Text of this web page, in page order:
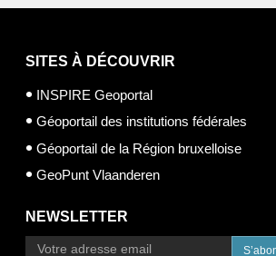
SITES À DÉCOUVRIR
INSPIRE Geoportal
Géoportail des institutions fédérales
Géoportail de la Région bruxelloise
GeoPunt Vlaanderen
NEWSLETTER